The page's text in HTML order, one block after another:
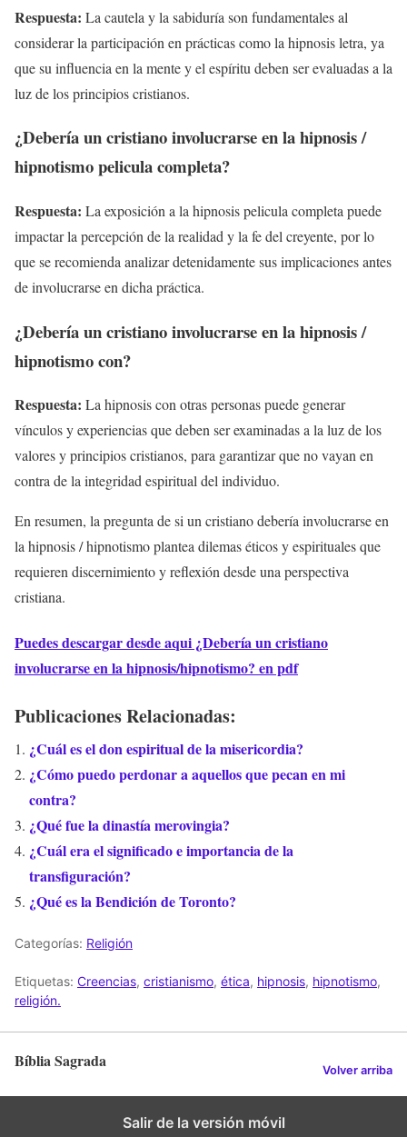
Respuesta: La cautela y la sabiduría son fundamentales al
considerar la participación en prácticas como la hipnosis letra, ya
que su influencia en la mente y el espíritu deben ser evaluadas a la
luz de los principios cristianos.
¿Debería un cristiano involucrarse en la hipnosis /
hipnotismo pelicula completa?
Respuesta: La exposición a la hipnosis pelicula completa puede
impactar la percepción de la realidad y la fe del creyente, por lo
que se recomienda analizar detenidamente sus implicaciones antes
de involucrarse en dicha práctica.
¿Debería un cristiano involucrarse en la hipnosis /
hipnotismo con?
Respuesta: La hipnosis con otras personas puede generar
vínculos y experiencias que deben ser examinadas a la luz de los
valores y principios cristianos, para garantizar que no vayan en
contra de la integridad espiritual del individuo.
En resumen, la pregunta de si un cristiano debería involucrarse en
la hipnosis / hipnotismo plantea dilemas éticos y espirituales que
requieren discernimiento y reflexión desde una perspectiva
cristiana.
Puedes descargar desde aqui ¿Debería un cristiano
involucrarse en la hipnosis/hipnotismo? en pdf
Publicaciones Relacionadas:
¿Cuál es el don espiritual de la misericordia?
¿Cómo puedo perdonar a aquellos que pecan en mi
contra?
¿Qué fue la dinastía merovingia?
¿Cuál era el significado e importancia de la
transfiguración?
¿Qué es la Bendición de Toronto?
Categorías: Religión
Etiquetas: Creencias, cristianismo, ética, hipnosis, hipnotismo,
religión.
Bíblia Sagrada Volver arriba
Salir de la versión móvil